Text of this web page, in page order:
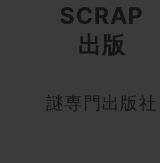
SCRAP
出版
謎専門出版社